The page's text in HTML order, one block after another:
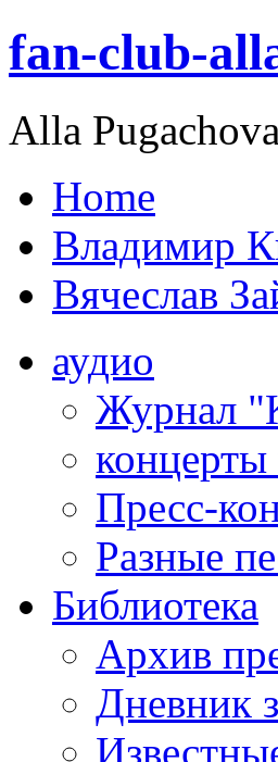
fan-club-
Alla Pugachova
Home
Владимир
Вячеслав
аудио
Журнал
концерты
Пресс-
Разные
Библиотека
Архив
Дневник